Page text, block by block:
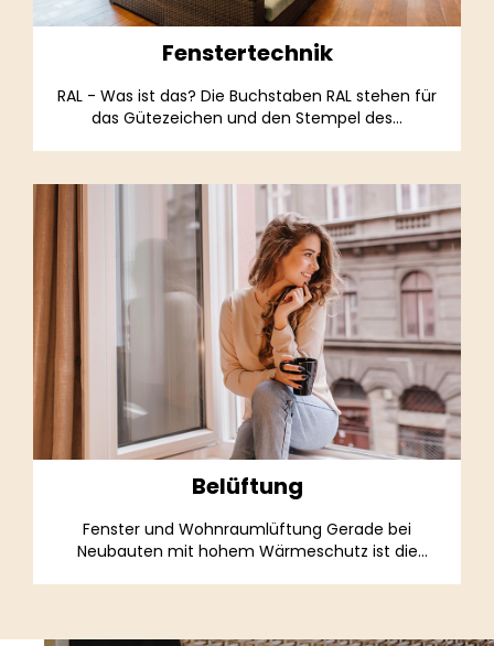
Fenstertechnik
RAL - Was ist das? Die Buchstaben RAL stehen für
das Gütezeichen und den Stempel des...
Belüftung
Fenster und Wohnraumlüftung Gerade bei
Neubauten mit hohem Wärmeschutz ist die